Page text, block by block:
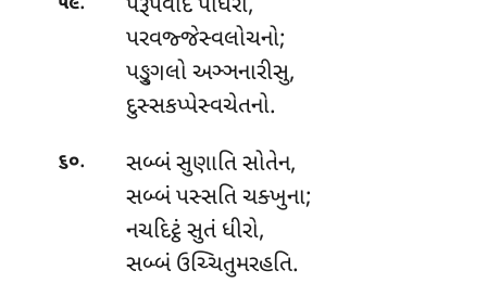
પરૂપવાદે પધિરો,
પરવજ્જેસ્વલોચનો;
પઙ્ગુલો અઞ્ઞનારીસુ,
દુસ્સકપ્પેસ્વચેતનો.
૬૦.
સબ્બં સુણાતિ સોતેન,
સબ્બં પસ્સતિ ચક્ખુના;
નચદિટ્ઠં સુતં ધીરો,
સબ્બં ઉચ્ચિતુમરહતિ.